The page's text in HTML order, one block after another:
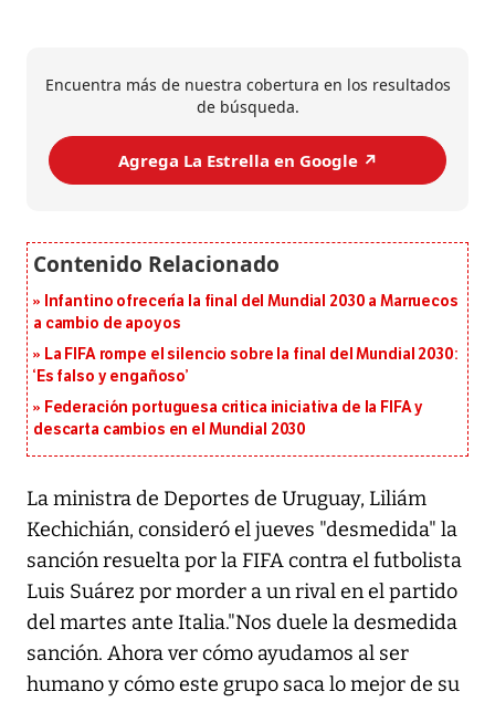
Encuentra más de nuestra cobertura en los resultados
de búsqueda.
Agrega La Estrella en Google ↗️
Infantino ofrecería la final del Mundial 2030 a Marruecos
a cambio de apoyos
La FIFA rompe el silencio sobre la final del Mundial 2030:
‘Es falso y engañoso’
Federación portuguesa critica iniciativa de la FIFA y
descarta cambios en el Mundial 2030
La ministra de Deportes de Uruguay, Liliám
Kechichián, consideró el jueves "desmedida" la
sanción resuelta por la FIFA contra el futbolista
Luis Suárez por morder a un rival en el partido
del martes ante Italia."Nos duele la desmedida
sanción. Ahora ver cómo ayudamos al ser
humano y cómo este grupo saca lo mejor de su